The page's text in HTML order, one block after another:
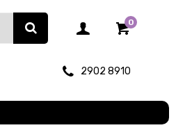
2902 8910
0